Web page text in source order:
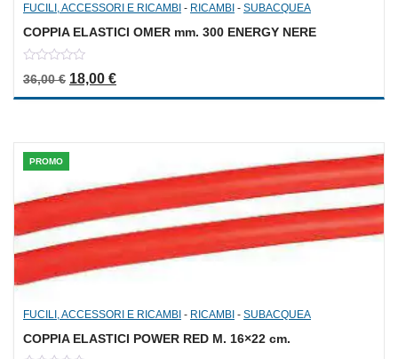
FUCILI, ACCESSORI E RICAMBI - RICAMBI - SUBACQUEA
COPPIA ELASTICI OMER mm. 300 ENERGY NERE
out
of
36,00€ Il prezzo originale era: 36,00 €.
18,00 €Il prezzo attuale è: 18,00 €.
PROMO
FUCILI, ACCESSORI E RICAMBI - RICAMBI - SUBACQUEA
COPPIA ELASTICI POWER RED M. 16×22 cm.